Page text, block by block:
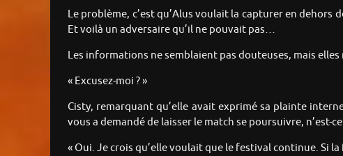
Le problème, c’est qu’Alus voulait la capturer en
Et voilà un adversaire qu’il ne pouvait pas…
Les informations ne semblaient pas douteuses, mais
« Excusez-moi ? »
Cisty, remarquant qu’elle avait exprimé sa plainte
vous a demandé de laisser le match se poursuivre, n’est-ce
« Oui. Je crois qu’elle voulait que le festival continue. Si